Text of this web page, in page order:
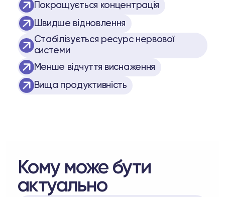
Покращується концентрація
Швидше відновлення
Стабілізується ресурс нервової
системи
Менше відчуття виснаження
Вища продуктивність
Кому може бути
актуально